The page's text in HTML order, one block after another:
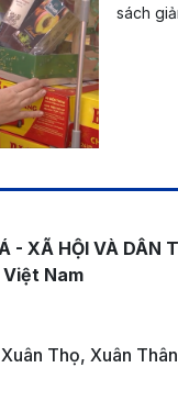
sách
- XÃ HỘI VÀ DÂN
Nam
Thọ, Xuân